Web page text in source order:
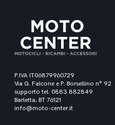
P.IVA IT06879960729
Via G. Falcone e P. Borsellino n° 92
supporto tel. 0883 882849
Barletta, BT 76121
info@moto-center.it